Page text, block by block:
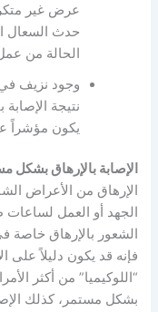
عرض غير
حدث السعال
الحالة من
وجود نزيف في
نتيجة
يكون مؤشراً
الإصابة بالإرهاق بشكل
الإرهاق من الأعراض
الجهد أو العمل لساعات
الشعور بالإرهاق خاصة
فإنه قد يكون دليلاً على
“اللوكيميا” من أكثر
بشكل مستمر، كذلك